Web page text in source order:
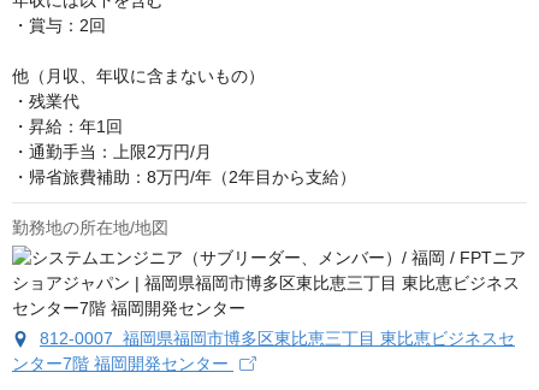
・賞与：2回
他（月収、年収に含まないもの）
・残業代
・昇給：年1回
・通勤手当：上限2万円/月
・帰省旅費補助：8万円/年（2年目から支給）
勤務地の所在地/地図
812-0007 福岡県福岡市博多区東比恵三丁目 東比恵ビジネスセ
ンター7階 福岡開発センター